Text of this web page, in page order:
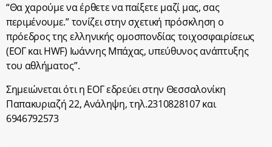
“Θα χαρούμε να έρθετε να παίξετε μαζί μας, σας
περιμένουμε.” τονίζει στην σχετική πρόσκληση ο
πρόεδρος της ελληνικής ομοσπονδίας τοιχοσφαιρίσεως
(ΕΟΓ και HWF) Ιωάννης Μπάχας, υπεύθυνος ανάπτυξης
του αθλήματος”.
Σημειώνεται ότι η ΕΟΓ εδρεύει στην Θεσσαλονίκη
Παπακυριαζή 22, Ανάληψη, τηλ.2310828107 και
6946792573